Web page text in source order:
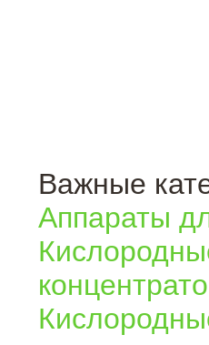
Важные
Аппараты